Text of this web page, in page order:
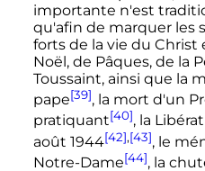
importante n'est
qu'afin de marquer les
forts de la vie du Christ
Noël, de Pâques, de la
Toussaint, ainsi que la
pape[39], la mort d'un
pratiquant[40], la
août 1944[42],[43], le
Notre-Dame[44], la